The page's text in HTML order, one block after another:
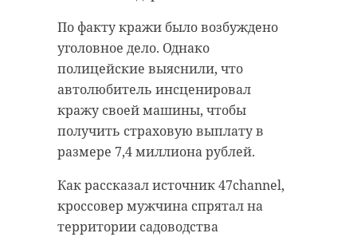
По факту кражи было возбуждено
уголовное дело. Однако
полицейские выяснили, что
автолюбитель инсценировал
кражу своей машины, чтобы
получить страховую выплату в
размере 7,4 миллиона рублей.
Как рассказал источник 47channel,
кроссовер мужчина спрятал на
территории садоводства